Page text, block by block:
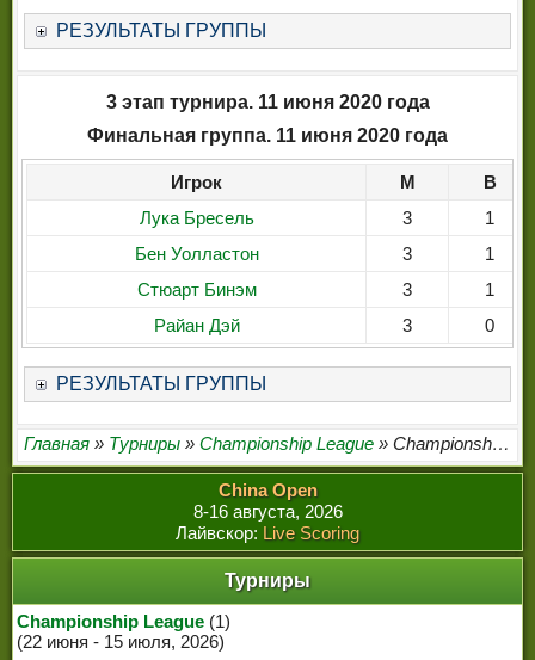
РЕЗУЛЬТАТЫ ГРУППЫ
3 этап турнира. 11 июня 2020 года
Финальная группа. 11 июня 2020 года
Игрок М
В
Лука Бресель
3
1
Бен Уолластон
3
1
Стюарт Бинэм
3
1
Райан Дэй
3 0
РЕЗУЛЬТАТЫ ГРУППЫ
Главная » Турниры » Championship League » Championship League 2020
China Open
8-16 августа, 2026
Лайвскор: Live Scoring
Турниры
Championship League (1)
(22 июня - 15 июля, 2026)